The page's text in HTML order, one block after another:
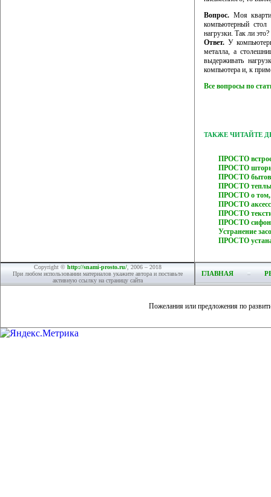
Вопрос. Моя
компьютерный
нагрузки. Так ли это?
Ответ. У
металла, а
выдерживать
компьютера и, к
Все вопросы по
ТАКЖЕ ЧИТАЙТЕ
ПРОСТО
ПРОСТО
ПРОСТО
ПРОСТО
ПРОСТО о том,
ПРОСТО
ПРОСТО
ПРОСТО сифон
Устранение
ПРОСТО
Copyright © http://snami-prosto.ru/, 2006 – 2018
При любом использовании материалов укажите автора и поставьте
активную ссылку на страницу сайта
ГЛАВНАЯ
Пожелания или предложения по